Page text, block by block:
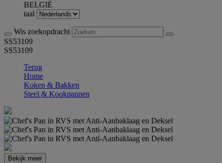
BELGIË
taal
Wis zoekopdracht
SS53109
SS53109
Terug
Home
Koken & Bakken
Steel & Kookpannen
Bekijk meer